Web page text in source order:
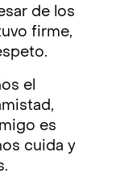
de los
firme,
el
es
cuida y